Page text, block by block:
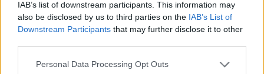
IAB’s list of downstream participants. This information may
also be disclosed by us to third parties on the IAB’s List of
Downstream Participants that may further disclose it to other
Personal Data Processing Opt Outs
14:29
Άνοιξε η πλατφόρμα για ενισχύσεις de minimis ύψους